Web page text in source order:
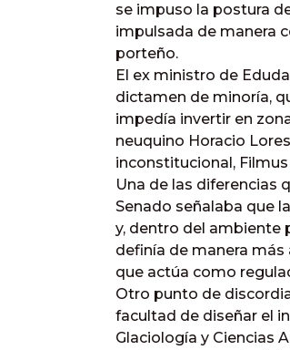
se impuso la postura
impulsada de manera
porteño.
El ex ministro de
dictamen de minoría,
impedía invertir en
neuquino Horacio
inconstitucional,
Una de las diferencias
Senado señalaba que
y, dentro del ambiente
definía de manera más
que actúa como
Otro punto de
facultad de diseñar el
Glaciología y Ciencias